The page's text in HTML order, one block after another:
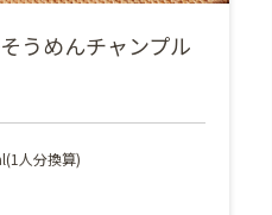
うめんチャンプル
人分換算)